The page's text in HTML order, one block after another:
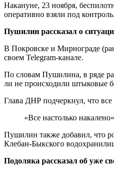
Накануне, 23 ноября,
оперативно взяли под контроль.
Пушилин рассказал о
В Покровске и Мирнограде
своем Telegram-канале.
По словам Пушилина, в ряде
ли не происходили штыковые
Глава ДНР подчеркнул, что все
«Все настолько
Пушилин также добавил, что
Клебан-Быкского
Подоляка рассказал об уже